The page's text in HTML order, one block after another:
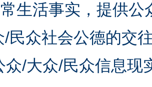
生活事实，提供
民众社会公德的交
众/大众/民众信息现